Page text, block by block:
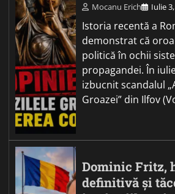
Mocanu Erich Iulie
Istoria recentă a
demonstrat că
politică în ochii
propagandei. În
izbucnit scandalul
Groazei” din Ilfov
Dominic Fritz,
definitivă și